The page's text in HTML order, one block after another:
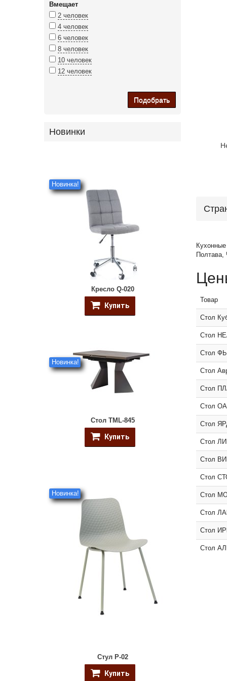
Вмещает
2 человек
4 человек
6 человек
8 человек
10 человек
12 человек
Подобрать
Новинки
Новинка!
Кресло Q-020
Купить
Новинка!
Стол TML-845
Купить
Новинка!
Стул P-02
Купить
Товар
Стол
Стол
Стол
Стол
Стол
Стол
Стол
Стол
Стол
Стол
Стол
Стол
Стол
Стол